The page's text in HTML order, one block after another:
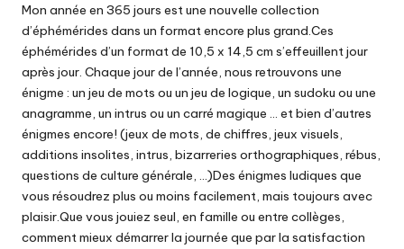
Mon année en 365 jours est une nouvelle collection
d’éphémérides dans un format encore plus grand.Ces
éphémérides d’un format de 10,5 x 14,5 cm s’effeuillent jour
après jour. Chaque jour de l’année, nous retrouvons une
énigme : un jeu de mots ou un jeu de logique, un sudoku ou une
anagramme, un intrus ou un carré magique … et bien d’autres
énigmes encore! (jeux de mots, de chiffres, jeux visuels,
additions insolites, intrus, bizarreries orthographiques, rébus,
questions de culture générale, …)Des énigmes ludiques que
vous résoudrez plus ou moins facilement, mais toujours avec
plaisir.Que vous jouiez seul, en famille ou entre collèges,
comment mieux démarrer la journée que par la satisfaction